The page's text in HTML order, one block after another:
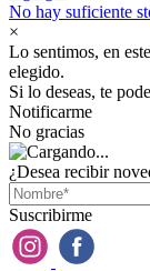
No hay suficiente
×
Lo sentimos, en
elegido.
Si lo deseas, te
Notificarme
No gracias
¿Desea recibir
Suscribirme